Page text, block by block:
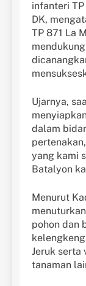
infanteri
DK,
TP 871 La
Ujarnya,
dalam
yang kami
Batalyon
Menurut
pohon dan
Jeruk serta
tanaman